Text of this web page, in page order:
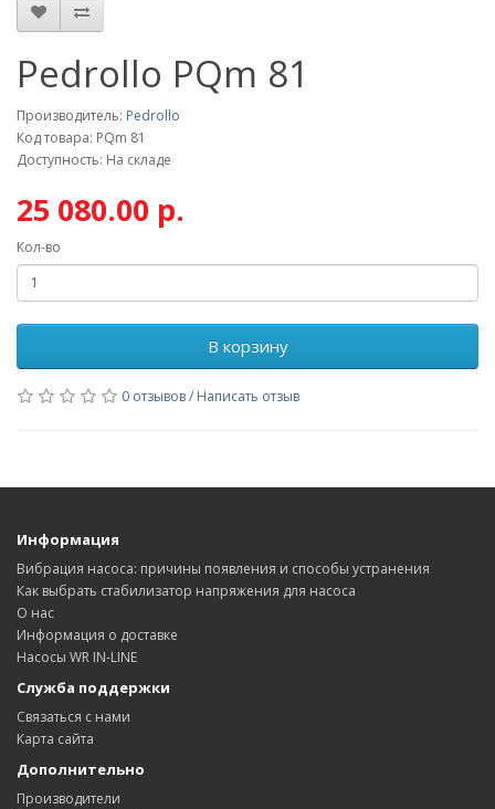
Pedrollo PQm 81
Производитель: Pedrollo
Код товара: PQm 81
Доступность: На складе
25 080.00 р.
Кол-во
В корзину
0 отзывов/ Написать отзыв
Информация
Вибрация насоса: причины появления и способы устранения
Как выбрать стабилизатор напряжения для насоса
О нас
Информация о доставке
Насосы WR IN-LINE
Служба поддержки
Связаться с нами
Карта сайта
Дополнительно
Производители